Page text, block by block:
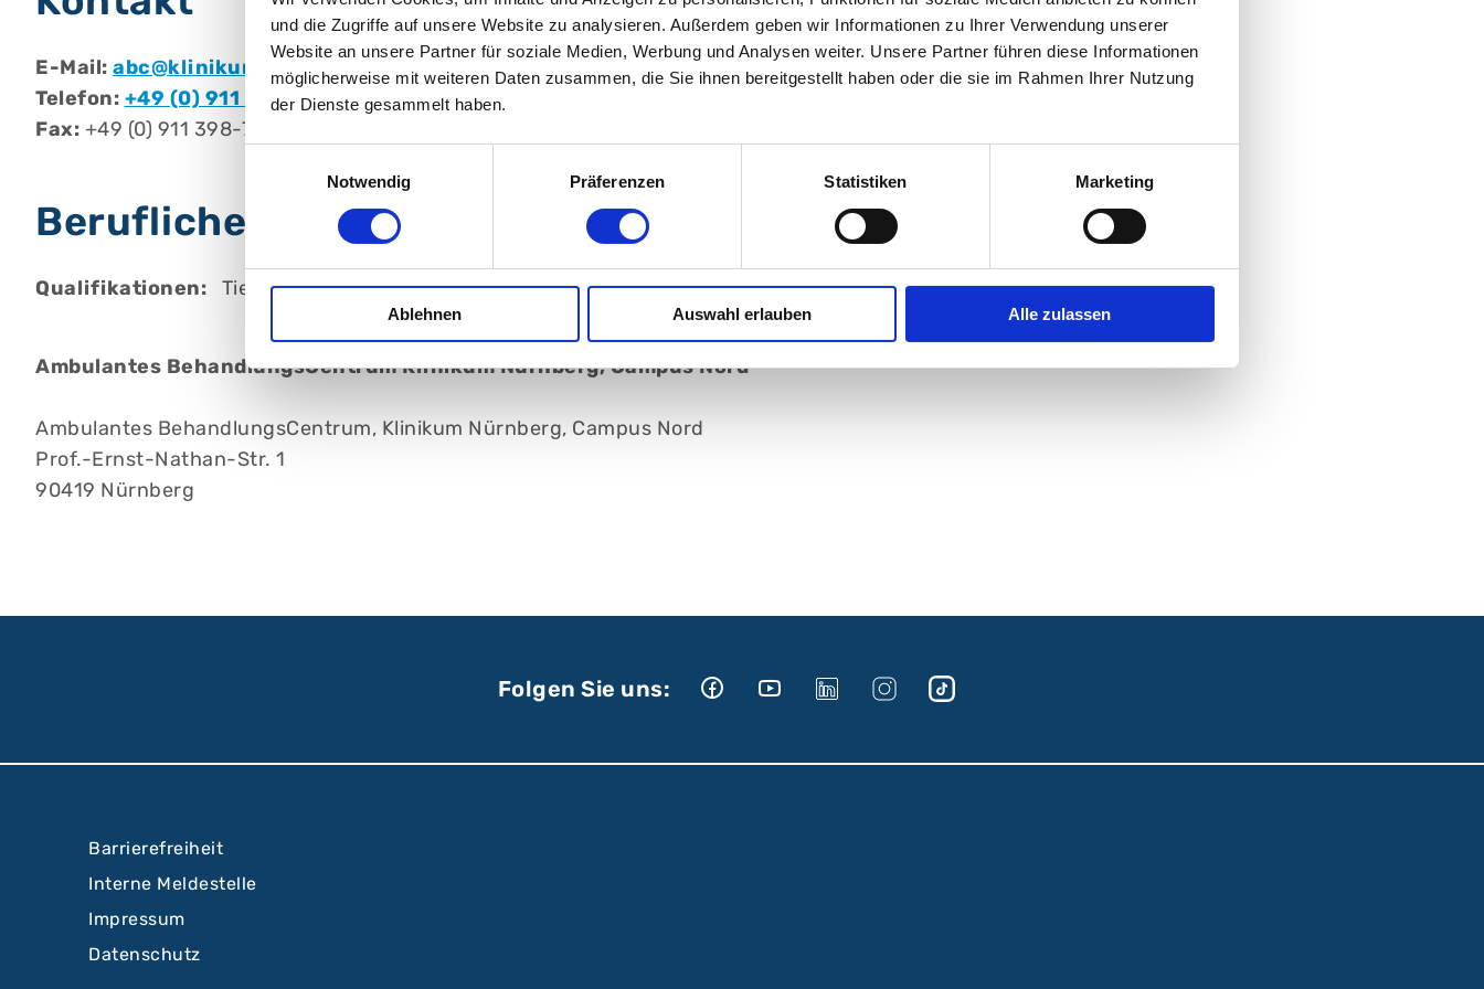
und die Zugriffe auf unsere Website zu analysieren. Außerdem geben wir Informationen zu Ihrer Verwendung unserer
Website an unsere Partner für soziale Medien, Werbung und Analysen weiter. Unsere Partner führen diese Informationen
möglicherweise mit weiteren Daten zusammen, die Sie ihnen bereitgestellt haben oder die sie im Rahmen Ihrer Nutzung
der Dienste gesammelt haben.
Notwendig
Präferenzen Statistiken Marketing
Ablehnen Auswahl erlauben Alle zulassen
E-Mail: abc@klinikum-nuernberg.de
Telefon: +49 (0) 911 398-7840
Fax: +49 (0) 911 398-7841
Berufliche Qualifikationen
Qualifikationen: Tiefenpsychologie bei Erwachsenen
Ambulantes BehandlungsCentrum Klinikum Nürnberg, Campus Nord
Ambulantes BehandlungsCentrum, Klinikum Nürnberg, Campus Nord
Prof.-Ernst-Nathan-Str. 1
90419 Nürnberg
Folgen Sie uns:
Barrierefreiheit
Interne Meldestelle
Impressum
Datenschutz